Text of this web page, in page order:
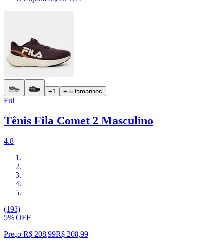
+1 + 5 tamanhos
Full
Tênis Fila Comet 2 Masculino
4.8
(198)
5% OFF
Preço R$ 208,99R$ 208,99